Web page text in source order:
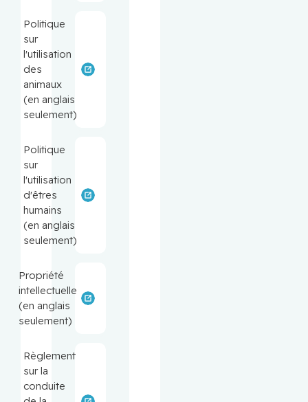
Politique
sur
l'utilisation
des
animaux
(en anglais
seulement)
Politique
sur
l'utilisation
d'êtres
humains
(en anglais
seulement)
Propriété
intellectuelle
(en anglais
seulement)
Règlement
sur la
conduite